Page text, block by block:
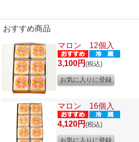
おすすめ商品
マロン 12個入
3,100円 (税込)
マロン 16個入
4,120円 (税込)